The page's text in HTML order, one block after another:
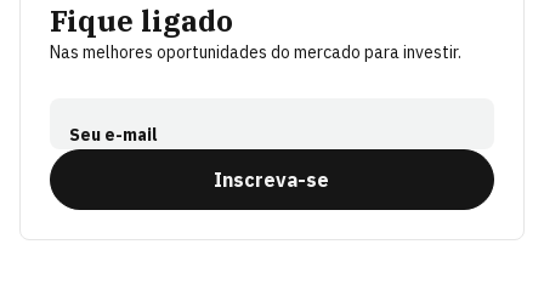
Fique ligado
Nas melhores oportunidades do mercado para investir.
Seu e-mail
Inscreva-se